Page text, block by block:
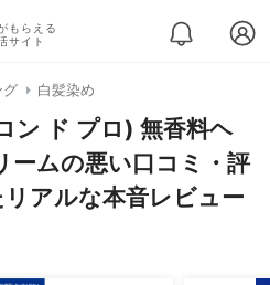
もらえる
サイト
グ 白髪染め
ン ド プロ) 無香料ヘ
ームの悪い口コミ・評
アルな本音レビュー